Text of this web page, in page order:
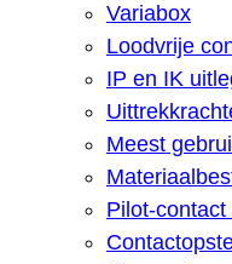
Variabox
Loodvrije
IP en IK
Meest
Pilot-